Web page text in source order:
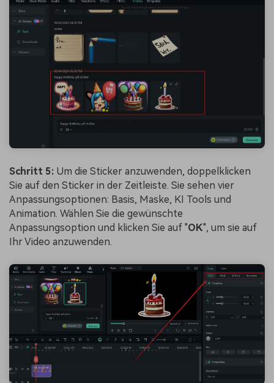
Schritt 5: Um die Sticker anzuwenden, doppelklicken
Sie auf den Sticker in der Zeitleiste. Sie sehen vier
Anpassungsoptionen: Basis, Maske, KI Tools und
Animation. Wählen Sie die gewünschte
Anpassungsoption und klicken Sie auf "OK", um sie auf
Ihr Video anzuwenden.